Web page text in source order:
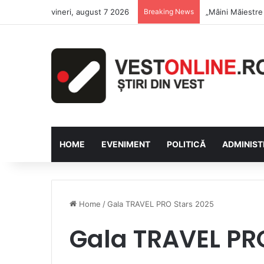
vineri, august 7 2026 Breaking News Săptămâna
HOME EVENIMENT POLITICĂ
Home /Gala TRAVEL PRO Stars 2025
Gala TRAVEL